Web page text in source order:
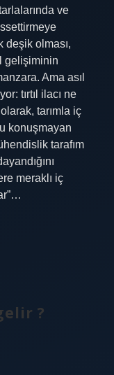
ve
deşik olması,
gelişiminin
Ama asıl
tırtıl ilacı ne
tarımla iç
konuşmayan
tarafım
meraklı iç
?